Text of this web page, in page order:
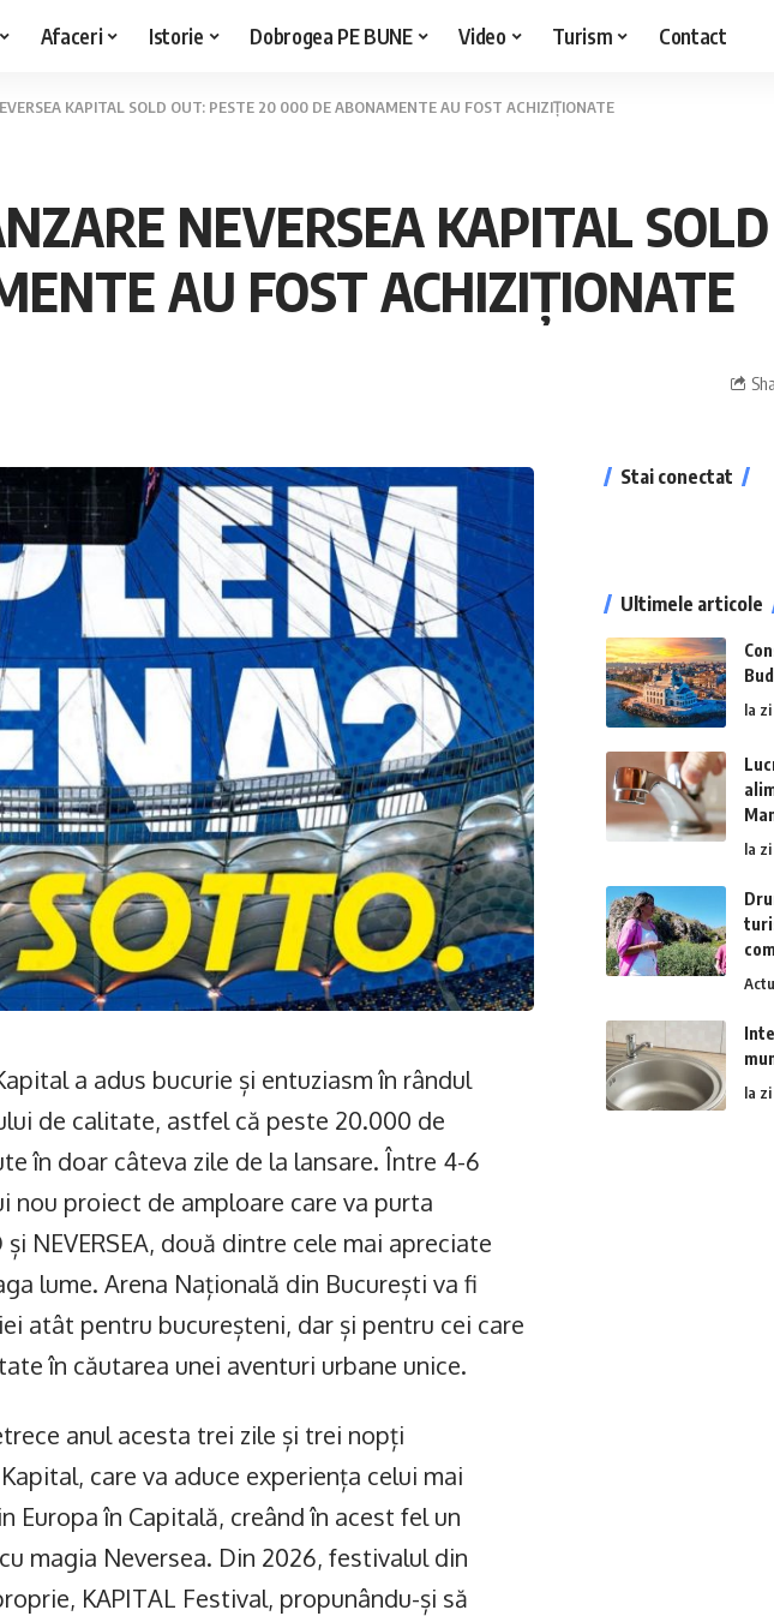
Afaceri Istorie Dobrogea PE BUNE Video Turism Contact
KAPITAL SOLD OUT: PESTE 20 000 DE ABONAMENTE AU FOST ACHIZIȚIONATE
NEVERSEA KAPITAL
AU FOST ACHIZIȚIONATE
a adus bucurie și entuziasm în rândul
de calitate, astfel că peste 20.000 de
în doar câteva zile de la lansare. Între 4-6
nou proiect de amploare care va purta
NEVERSEA, două dintre cele mai apreciate
lume. Arena Națională din București va fi
atât pentru bucureșteni, dar și pentru cei care
în căutarea unei aventuri urbane unice.
anul acesta trei zile și trei nopți
care va aduce experiența celui mai
Europa în Capitală, creând în acest fel un
magia Neversea. Din 2026, festivalul din
KAPITAL Festival, propunându-și să
Stai conectat
Ultimele articole
la zi
la zi
la zi